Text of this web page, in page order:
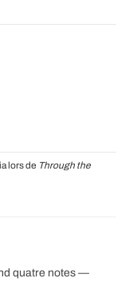
lors de Through the
quatre notes —